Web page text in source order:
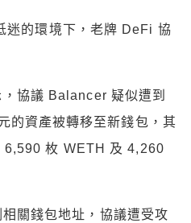
迷的環境下，老牌 DeFi 協
協議 Balancer 疑似遭到
的資產被轉移至新錢包，其
枚 WETH 及 4,260
關錢包地址，協議遭受攻